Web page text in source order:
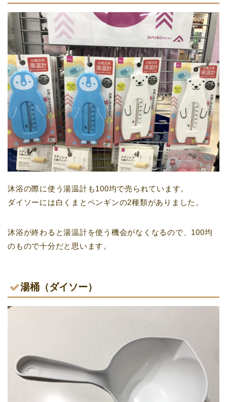
沐浴の際に使う湯温計も100均で売られています。
ダイソーには白くまとペンギンの2種類がありました。
沐浴が終わると湯温計を使う機会がなくなるので、100均
のもので十分だと思います。
湯桶（ダイソー）